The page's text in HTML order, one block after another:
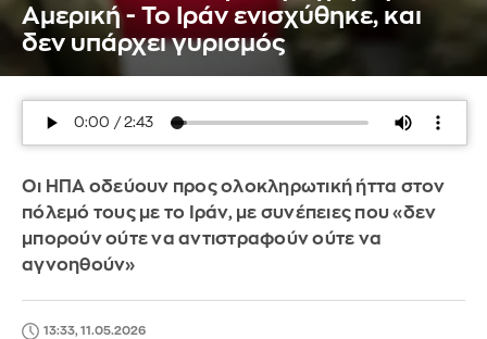
Αμερική - Το Ιράν ενισχύθηκε, και
δεν υπάρχει γυρισμός
Οι ΗΠΑ οδεύουν προς ολοκληρωτική ήττα στον
πόλεμό τους με το Ιράν, με συνέπειες που «δεν
μπορούν ούτε να αντιστραφούν ούτε να
αγνοηθούν»
13:33, 11.05.2026